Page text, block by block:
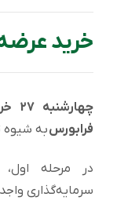
خرید عرضه
چهارشنبه 27 خرداد 1405
فرابورسبه شیوه
در مرحله
سرمایه‌گذاری